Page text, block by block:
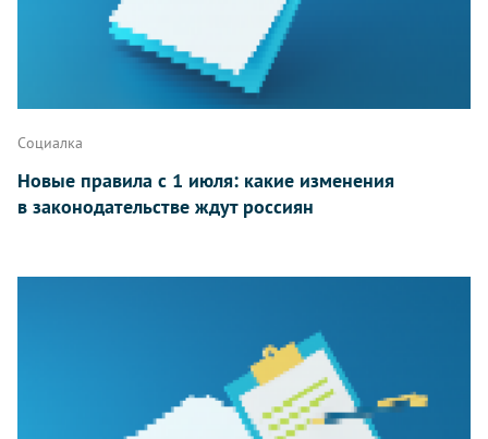
Социалка
Новые правила с 1 июля: какие изменения
в законодательстве ждут россиян